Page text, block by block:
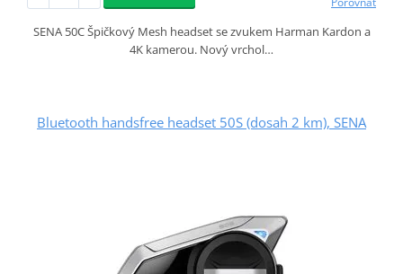
SENA 50C Špičkový Mesh headset se zvukem Harman Kardon a
4K kamerou. Nový vrchol…
Bluetooth handsfree headset 50S (dosah 2 km), SENA